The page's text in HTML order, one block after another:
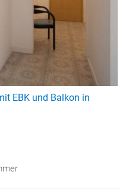
EBK und Balkon in